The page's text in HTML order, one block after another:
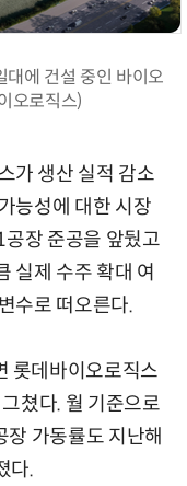
대에 건설 중인 바이오
오로직스)
가 생산 실적 감소
능성에 대한 시장
장 준공을 앞뒀고
실제 수주 확대 여
수로 떠오른다.
롯데바이오로직스
쳤다. 월 기준으로
장 가동률도 지난해
다.